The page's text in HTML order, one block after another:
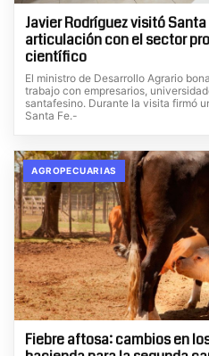
Javier Rodríguez visitó
articulación con el sector
científico
El ministro de Desarrollo Agrario
trabajo con empresarios,
santafesino. Durante la visita firmó
Santa Fe.-
AGROPECUARIAS
Fiebre aftosa: cambios en